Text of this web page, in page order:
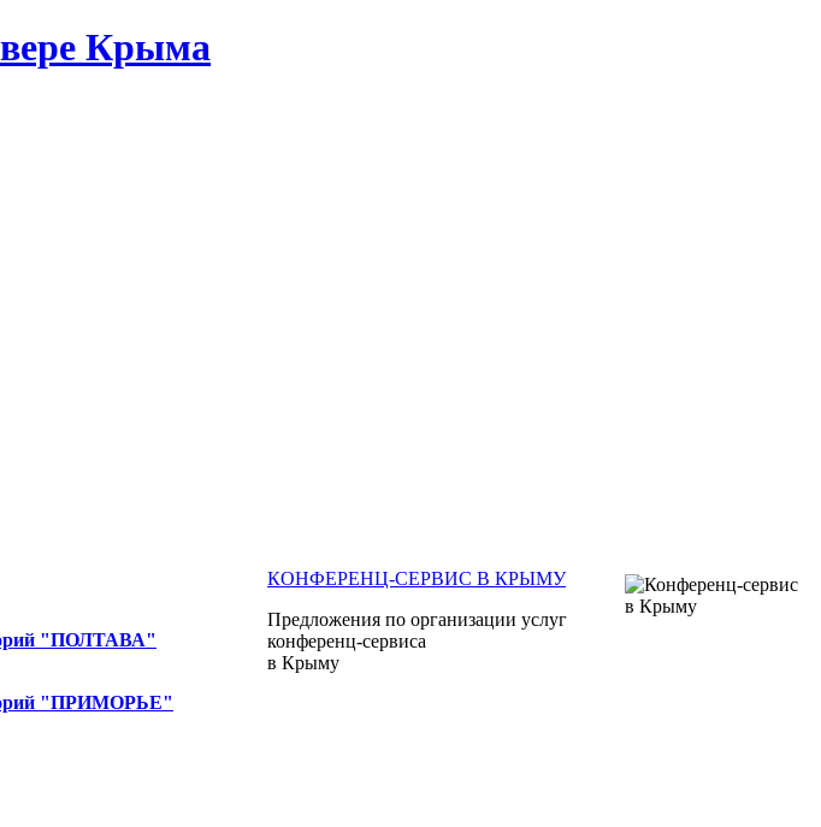
Крыма
"ПОЛТАВА"
"ПРИМОРЬЕ"
КОНФЕРЕНЦ-СЕРВИС В КРЫМУ
Предложения по организации услуг
конференц-сервиса
в Крыму